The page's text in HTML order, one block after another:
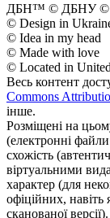
ДБН™ © ДБНУ ©
© Design in
© Idea in my head
© Made with love
© Located in
Весь контент
Commons
інше.
Розміщені на
(електронні
схожість
віртуальними
характер (для
офіційних, навіть
сканованої версії).